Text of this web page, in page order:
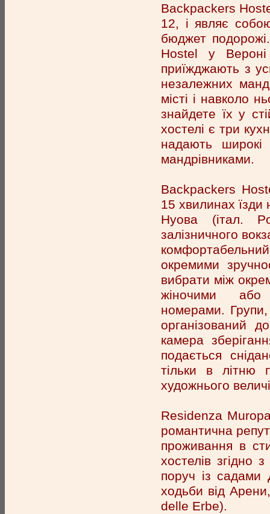
Backpackers
12, і являє
бюджет
Hostel у
приїжджають з
незалежних
місті і навколо
знайдете їх у
хостелі є три
надають широкі
мандрівниками.
Backpackers
15 хвилинах їзди
Нуова (італ.
залізничного
окремими
вибрати між
жіночими або
номерами. Групи,
організований
камера
подається
тільки в літню
художнього
Residenza
романтична
проживання в
хостелів згідно
поруч із садами
ходьби від
delle Erbe).